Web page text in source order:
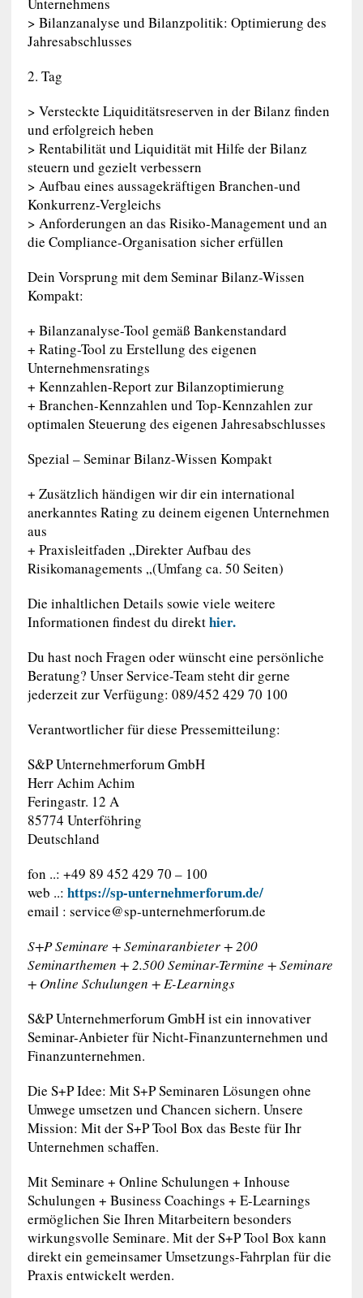
> Bilanzanalyse und Bilanzpolitik: Optimierung des
Jahresabschlusses
2. Tag
> Versteckte Liquiditätsreserven in der Bilanz finden
und erfolgreich heben
> Rentabilität und Liquidität mit Hilfe der Bilanz
steuern und gezielt verbessern
> Aufbau eines aussagekräftigen Branchen-und
Konkurrenz-Vergleichs
> Anforderungen an das Risiko-Management und an
die Compliance-Organisation sicher erfüllen
Dein Vorsprung mit dem Seminar Bilanz-Wissen
Kompakt:
+ Bilanzanalyse-Tool gemäß Bankenstandard
+ Rating-Tool zu Erstellung des eigenen
Unternehmensratings
+ Kennzahlen-Report zur Bilanzoptimierung
+ Branchen-Kennzahlen und Top-Kennzahlen zur
optimalen Steuerung des eigenen Jahresabschlusses
Spezial – Seminar Bilanz-Wissen Kompakt
+ Zusätzlich händigen wir dir ein international
anerkanntes Rating zu deinem eigenen Unternehmen
aus
+ Praxisleitfaden „Direkter Aufbau des
Risikomanagements „(Umfang ca. 50 Seiten)
Die inhaltlichen Details sowie viele weitere
Informationen findest du direkthier.
Du hast noch Fragen oder wünscht eine persönliche
Beratung? Unser Service-Team steht dir gerne
jederzeit zur Verfügung: 089/452 429 70 100
Verantwortlicher für diese Pressemitteilung:
S&P Unternehmerforum GmbH
Herr Achim Achim
Feringastr. 12 A
85774 Unterföhring
Deutschland
fon ..: +49 89 452 429 70 – 100
web ..: https://sp-unternehmerforum.de/
email : service@sp-unternehmerforum.de
S+P Seminare + Seminaranbieter + 200
Seminarthemen + 2.500 Seminar-Termine + Seminare
+ Online Schulungen + E-Learnings
S&P Unternehmerforum GmbH ist ein innovativer
Seminar-Anbieter für Nicht-Finanzunternehmen und
Finanzunternehmen.
Die S+P Idee: Mit S+P Seminaren Lösungen ohne
Umwege umsetzen und Chancen sichern. Unsere
Mission: Mit der S+P Tool Box das Beste für Ihr
Unternehmen schaffen.
Mit Seminare + Online Schulungen + Inhouse
Schulungen + Business Coachings + E-Learnings
ermöglichen Sie Ihren Mitarbeitern besonders
wirkungsvolle Seminare. Mit der S+P Tool Box kann
direkt ein gemeinsamer Umsetzungs-Fahrplan für die
Praxis entwickelt werden.